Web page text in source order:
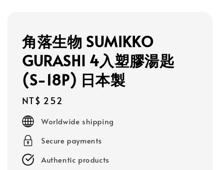
角落生物 SUMIKKO
GURASHI 4入塑膠湯匙
(S-18P) 日本製
Regular
price
NT$ 252
Worldwide shipping
Secure payments
Authentic products